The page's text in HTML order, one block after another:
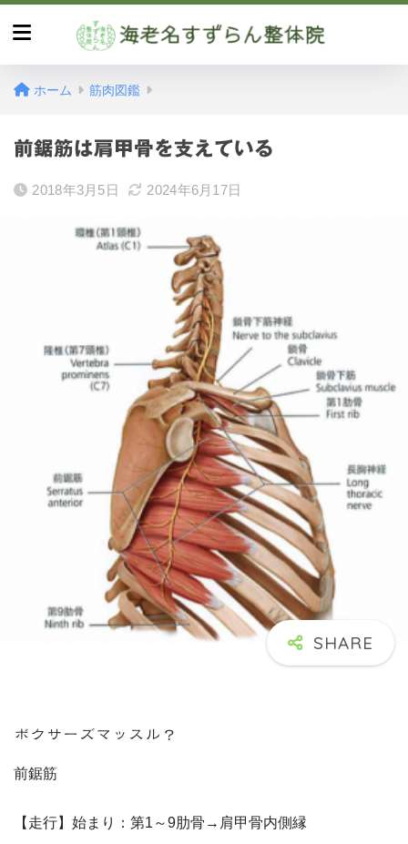
ホーム 筋肉図鑑
前鋸筋は肩甲骨を支えている
2018年3月5日 2024年6月17日
ボクサーズマッスル？
前鋸筋
【走行】始まり：第1～9肋骨→肩甲骨内側縁